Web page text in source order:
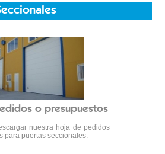
o presupuestos
nuestra hoja de pedidos
para puertas seccionales.